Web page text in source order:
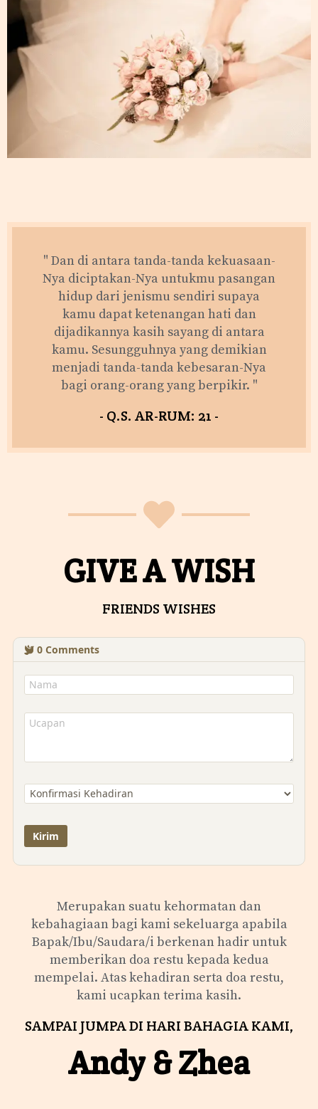
" Dan di antara tanda-tanda kekuasaan-
Nya diciptakan-Nya untukmu pasangan
hidup dari jenismu sendiri supaya
kamu dapat ketenangan hati dan
dijadikannya kasih sayang di antara
kamu. Sesungguhnya yang demikian
menjadi tanda-tanda kebesaran-Nya
bagi orang-orang yang berpikir. "
- Q.S. AR-RUM: 21 -
GIVE A WISH
FRIENDS WISHES
0 Comments
Merupakan suatu kehormatan dan
kebahagiaan bagi kami sekeluarga apabila
Bapak/Ibu/Saudara/i berkenan hadir untuk
memberikan doa restu kepada kedua
mempelai. Atas kehadiran serta doa restu,
kami ucapkan terima kasih.
SAMPAI JUMPA DI HARI BAHAGIA KAMI,
Andy & Zhea